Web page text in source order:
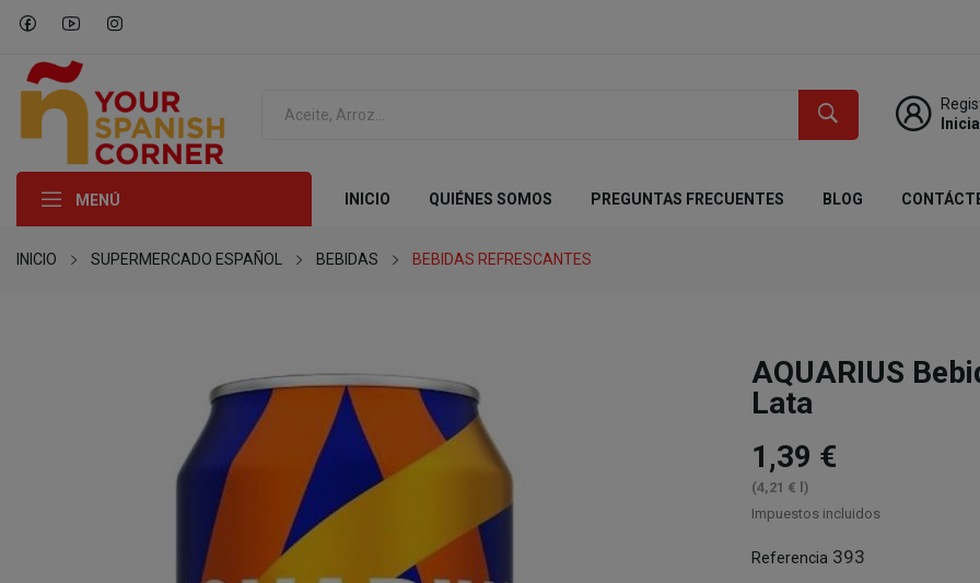
MENÚ INICIO QUIÉNES SOMOS PREGUNTAS FRECUENTES BLOG
INICIO SUPERMERCADO ESPAÑOL BEBIDAS BEBIDAS REFRESCANTES
AQUARIUS
Lata
1,39 €
(4,21 € l)
Impuestos incluidos
Referencia 393